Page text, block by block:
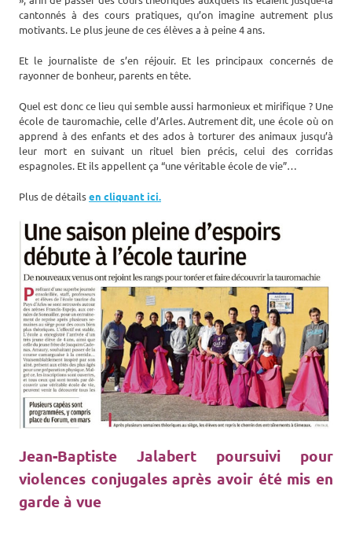
cantonnés à des cours pratiques, qu’on imagine autrement plus
motivants. Le plus jeune de ces élèves a à peine 4 ans.
Et le journaliste de s’en réjouir. Et les principaux concernés de
rayonner de bonheur, parents en tête.
Quel est donc ce lieu qui semble aussi harmonieux et mirifique ? Une
école de tauromachie, celle d’Arles. Autrement dit, une école où on
apprend à des enfants et des ados à torturer des animaux jusqu’à
leur mort en suivant un rituel bien précis, celui des corridas
espagnoles. Et ils appellent ça “une véritable école de vie”…
Plus de détailsen cliquant ici.
Jean-Baptiste Jalabert poursuivi pour
violences conjugales après avoir été mis en
garde à vue